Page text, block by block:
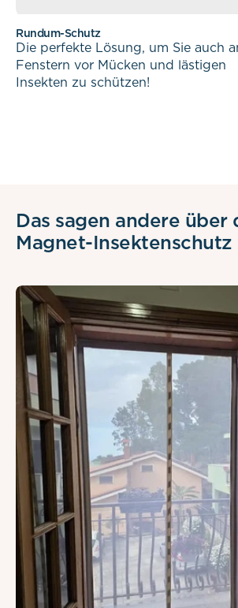
Rundum-Schutz
Die perfekte Lösung, um Sie auch
Fenstern vor Mücken und lästigen
Insekten zu schützen!
Das sagen andere über
Magnet-Insektenschutz